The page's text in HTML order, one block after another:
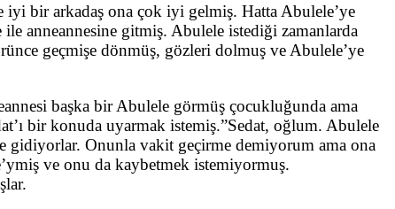
bir arkadaş ona çok iyi gelmiş. Hatta Abulele’ye
anneannesine gitmiş. Abulele istediği zamanlarda
geçmişe dönmüş, gözleri dolmuş ve Abulele’ye
başka bir Abulele görmüş çocukluğunda ama
bir konuda uyarmak istemiş.”Sedat, oğlum. Abulele
gidiyorlar. Onunla vakit geçirme demiyorum ama ona
ve onu da kaybetmek istemiyormuş.